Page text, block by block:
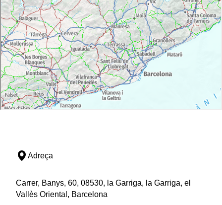
Adreça
Carrer, Banys, 60, 08530, la Garriga, la Garriga, el
Vallès Oriental, Barcelona